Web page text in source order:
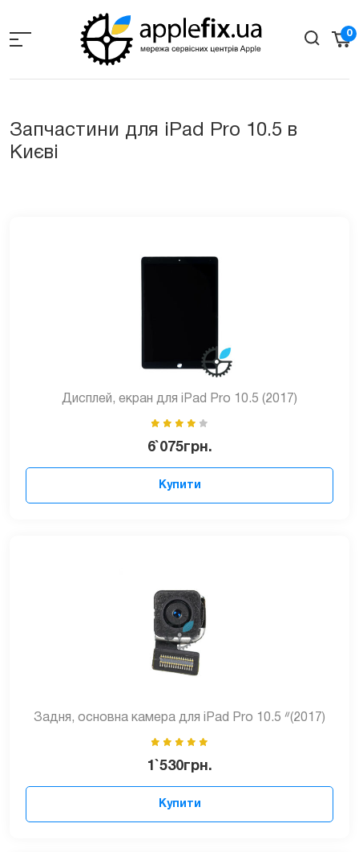
the
0
Запчастини для iPad Pro 10.5 в
Києві
Дисплей, екран для iPad Pro 10.5 (2017)
6`075грн.
Купити
Задня, основна камера для iPad Pro 10.5 ᐥ(2017)
1`530грн.
Купити